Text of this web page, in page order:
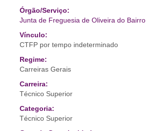
Órgão/Serviço:
Junta de Freguesia de Oliveira do Bairro
Vínculo:
CTFP por tempo indeterminado
Regime:
Carreiras Gerais
Carreira:
Técnico Superior
Categoria:
Técnico Superior